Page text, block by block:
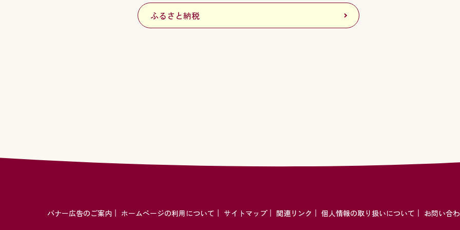
ふるさと納税
バナー広告のご案内 ホームページの利用について サイトマップ 関連リンク 個人情報の取り扱いについて お問い合